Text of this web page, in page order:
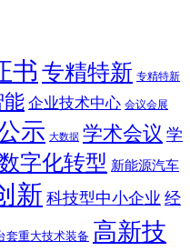
书 专精特新 专精特新
能 企业技术中心 会议会展
示 大数据 学术会议 学
字化转型 新能源汽车
新 科技型中小企业 经
套重大技术装备 高新技